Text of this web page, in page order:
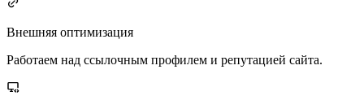
Внешняя оптимизация
Работаем над ссылочным профилем и репутацией сайта.